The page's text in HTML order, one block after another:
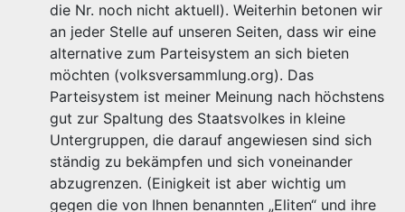
die Nr. noch nicht aktuell). Weiterhin betonen wir
an jeder Stelle auf unseren Seiten, dass wir eine
alternative zum Parteisystem an sich bieten
möchten (volksversammlung.org). Das
Parteisystem ist meiner Meinung nach höchstens
gut zur Spaltung des Staatsvolkes in kleine
Untergruppen, die darauf angewiesen sind sich
ständig zu bekämpfen und sich voneinander
abzugrenzen. (Einigkeit ist aber wichtig um
gegen die von Ihnen benannten „Eliten“ und ihre